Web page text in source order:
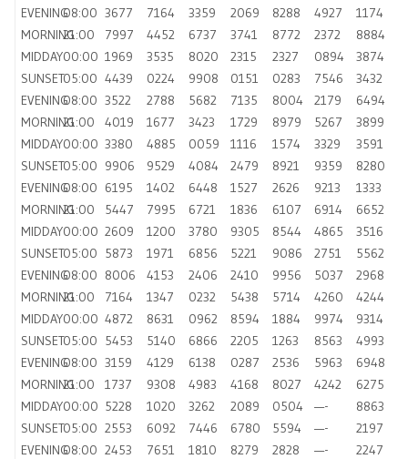
EVENING08:00 3677 7164 3359 2069 8288 4927
1174
MORNING21:00 7997 4452 6737 3741 8772 2372
8884
MIDDAY00:00 1969 3535 8020 2315 2327 0894
3874
SUNSET05:00 4439 0224 9908 0151 0283 7546
3432
EVENING08:00 3522 2788 5682 7135 8004 2179
6494
MORNING21:00 4019 1677 3423 1729 8979 5267
3899
MIDDAY00:00 3380 4885 0059 1116 1574 3329
3591
SUNSET05:00 9906 9529 4084 2479 8921 9359
8280
EVENING08:00 6195 1402 6448 1527 2626 9213
1333
MORNING21:00 5447 7995 6721 1836 6107 6914
6652
MIDDAY00:00 2609 1200 3780 9305 8544 4865
3516
SUNSET05:00 5873 1971 6856 5221 9086 2751
5562
EVENING08:00 8006 4153 2406 2410 9956 5037
2968
MORNING21:00 7164 1347 0232 5438 5714 4260
4244
MIDDAY00:00 4872 8631 0962 8594 1884 9974
9314
SUNSET05:00 5453 5140 6866 2205 1263 8563
4993
EVENING08:00 3159 4129 6138 0287 2536 5963
6948
MORNING21:00 1737 9308 4983 4168 8027 4242
6275
MIDDAY00:00 5228 1020 3262 2089 0504 —-
8863
SUNSET05:00 2553 6092 7446 6780 5594 —-
2197
EVENING08:00 2453 7651 1810 8279 2828 —-
2247